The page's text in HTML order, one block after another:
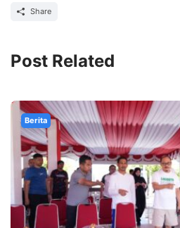
Share
Post Related
Berita